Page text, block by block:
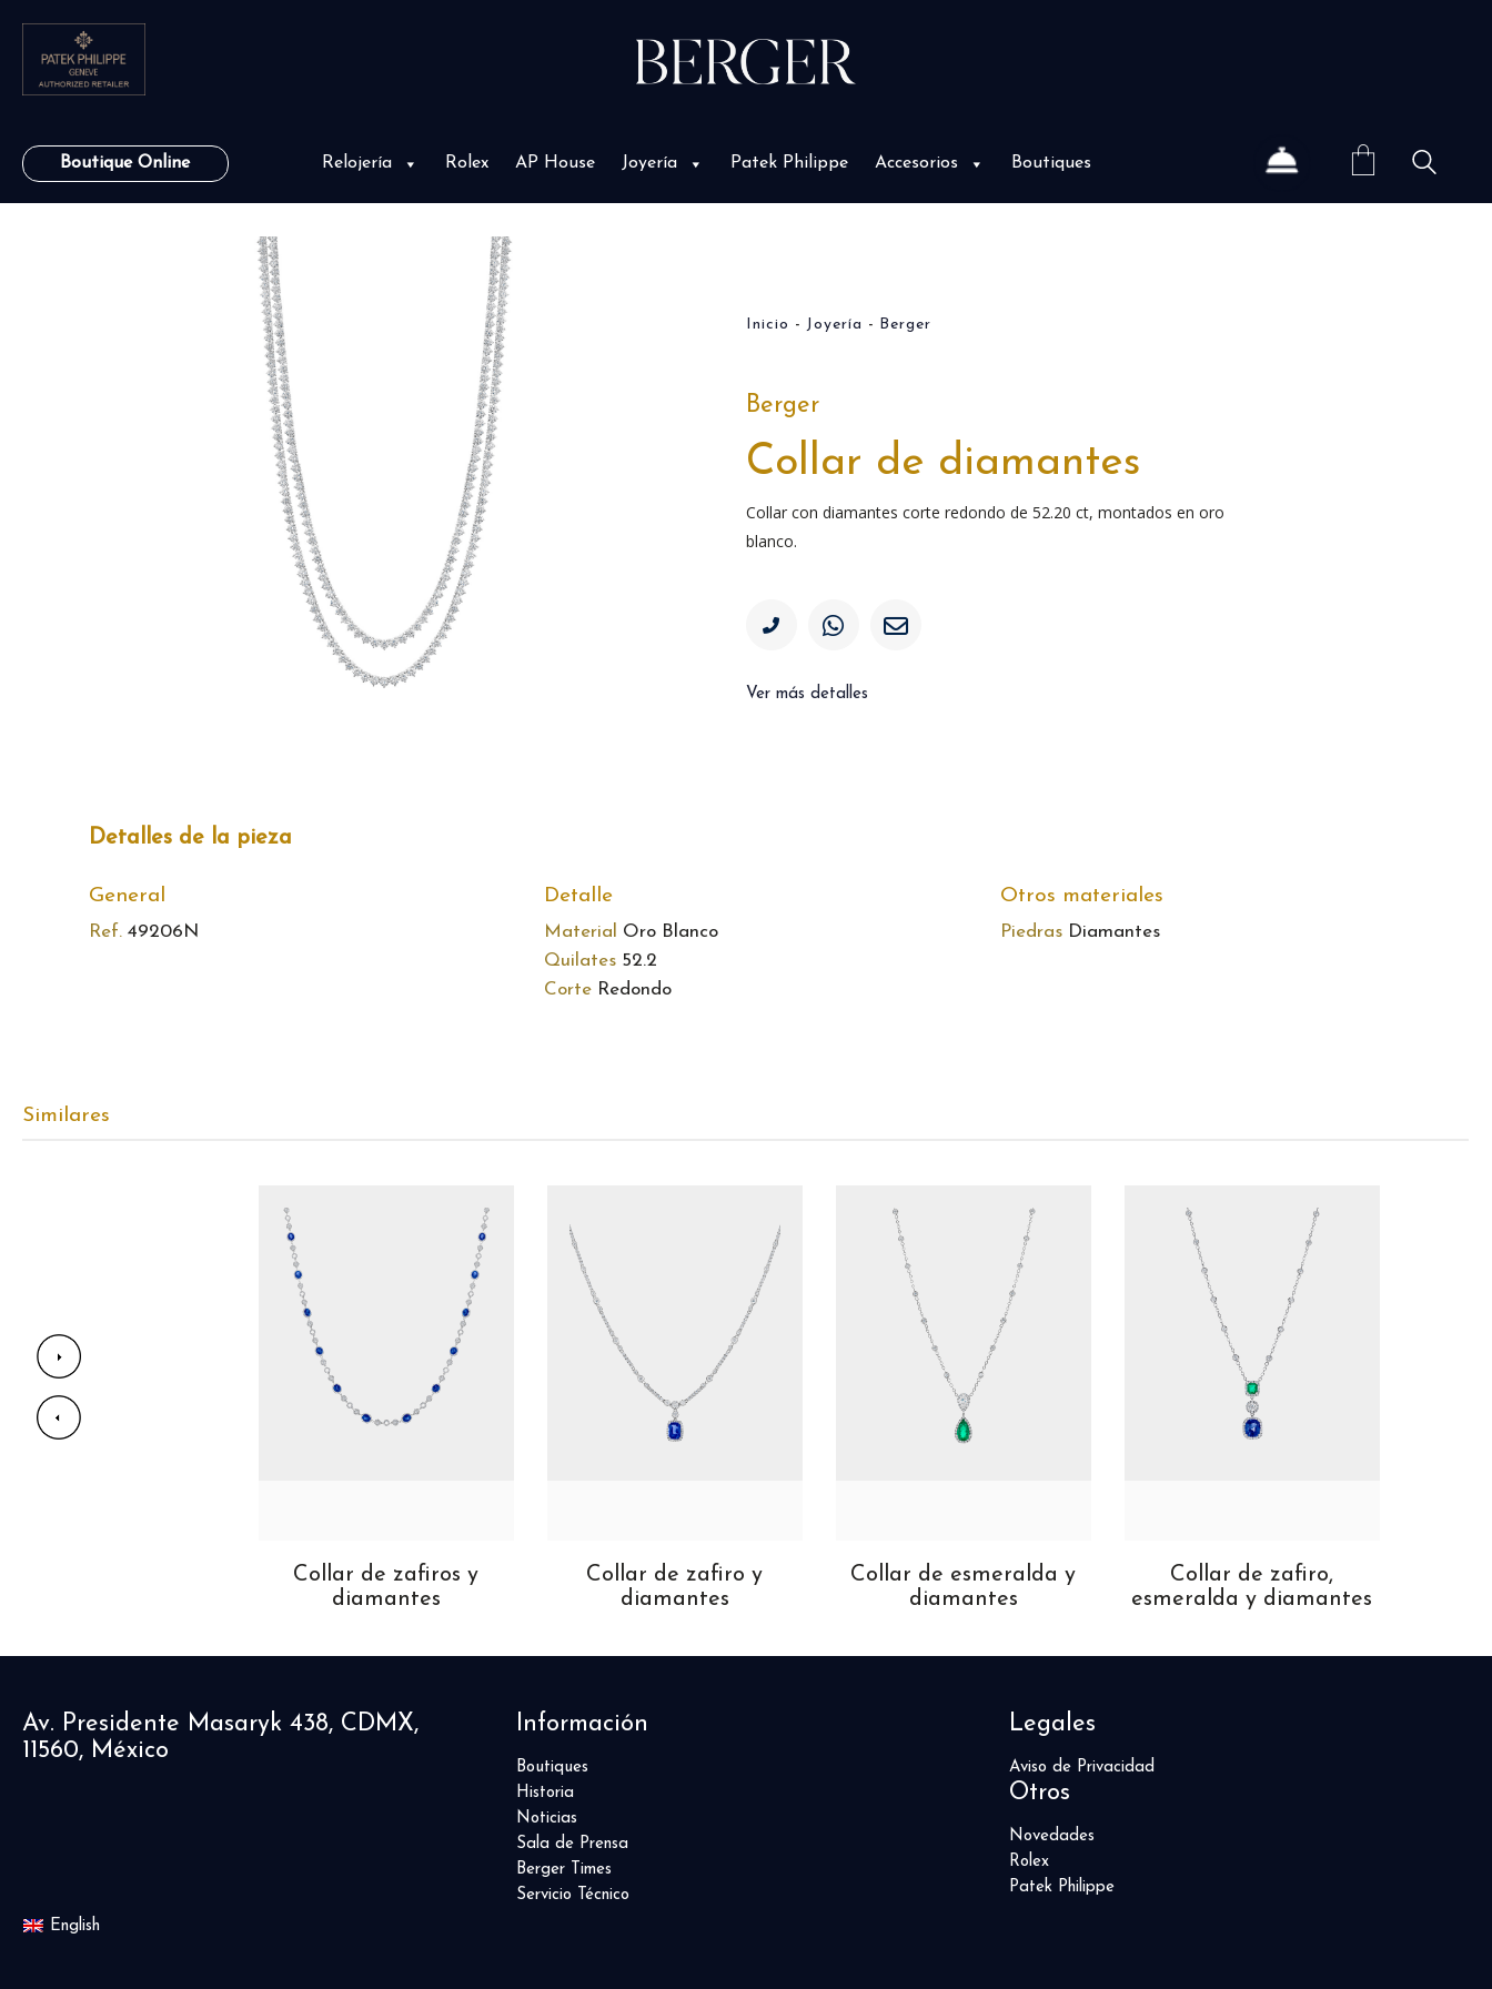
Boutique Online Relojería Rolex AP House Joyería Patek Philippe Accesorios Boutiques
Inicio Joyería Berger
Berger
Collar de diamantes
Collar con diamantes corte redondo de 52.20 ct, montados en oro
blanco.
Ver más detalles
Detalles de la pieza
General
Ref. 49206N
Detalle
Material
Oro Blanco
Quilates 52.2
Corte Redondo
Otros materiales
PiedrasDiamantes
Similares
Collar de zafiros y
diamantes
Collar de zafiro y
diamantes
Collar de esmeralda y
diamantes
Collar de zafiro,
esmeralda y diamantes
Av. Presidente Masaryk 438, CDMX,
11560, México
Información
Boutiques
Historia
Noticias
Sala de Prensa
Berger Times
Servicio Técnico
Legales
Aviso de Privacidad
Otros
Novedades
Rolex
Patek Philippe
English